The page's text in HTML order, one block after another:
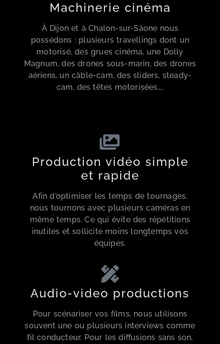
Machinerie cinéma
À Dijon et à Chalon-sur-Sâone nous
possédons : plusieurs travellings dont un
motorisé, des grues cinéma, une Dolly
Magnum, des drones sous-marin, des drones
aériens, un câble-cam, des sliders, steady-
cam, des têtes motorisées,...
Production vidéo simple
et rapide
Afin d'optimiser les temps de tournages,
nous tournons avec plusieurs caméras en
même temps. Ce qui évite des répétitions
inutiles et sollicite moins longtemps vos
équipes.
Audio-video productions
Pour scénariser vos films, nous utilisons
souvent une ou plusieurs interviews comme
fil conducteur. Pour les diffusions sans son,